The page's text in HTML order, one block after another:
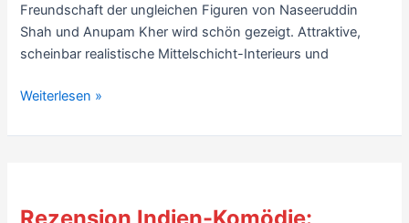
Freundschaft der ungleichen Figuren von Naseeruddin
Shah und Anupam Kher wird schön gezeigt. Attraktive,
scheinbar realistische Mittelschicht-Interieurs und
Rezension
Spielfilm:
Weiterlesen »